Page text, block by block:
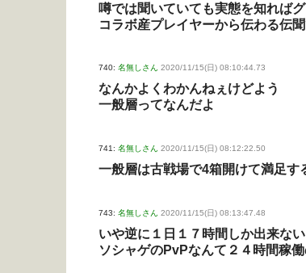
噂では聞いていても実態を知れば
コラボ産プレイヤーから伝わる伝
740: 名無しさん 2020/11/15(日) 08:10:44.73
なんかよくわかんねぇけどよう
一般層ってなんだよ
741: 名無しさん 2020/11/15(日) 08:12:22.50
一般層は古戦場で4箱開けて満足す
743: 名無しさん 2020/11/15(日) 08:13:47.48
いや逆に１日１７時間しか出来な
ソシャゲのPvPなんて２４時間稼